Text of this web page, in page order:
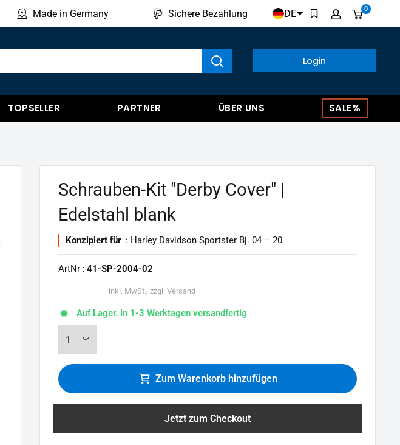
Made in Germany Sichere Bezahlung DE 0
Login
TOPSELLER PARTNER ÜBER UNS SALE%
Produkte anzeigen
Schrauben-Kit "Derby Cover" |
Edelstahl blank
Konzipiert für : Harley Davidson Sportster Bj. 04 – 20
ArtNr : 41-SP-2004-02
inkl. MwSt., zzgl. Versand
Auf Lager. In 1-3 Werktagen versandfertig
Zum Warenkorb hinzufügen
Jetzt zum Checkout